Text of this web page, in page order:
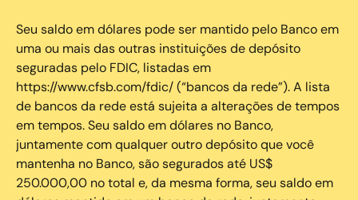
Seu saldo em dólares pode ser mantido pelo Banco em
uma ou mais das outras instituições de depósito
seguradas pelo FDIC, listadas em
https://www.cfsb.com/fdic/ (“bancos da rede”). A lista
de bancos da rede está sujeita a alterações de tempos
em tempos. Seu saldo em dólares no Banco,
juntamente com qualquer outro depósito que você
mantenha no Banco, são segurados até US$
250.000,00 no total e, da mesma forma, seu saldo em